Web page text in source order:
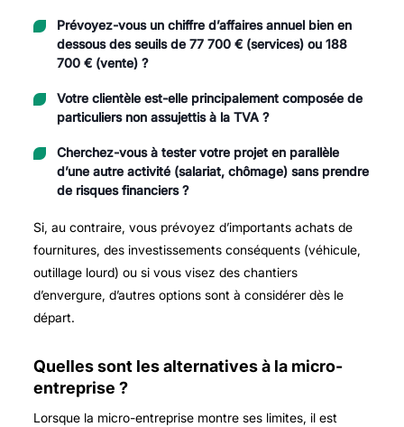
Prévoyez-vous un chiffre d’affaires annuel bien en
dessous des seuils de 77 700 € (services) ou 188
700 € (vente) ?
Votre clientèle est-elle principalement composée de
particuliers non assujettis à la TVA ?
Cherchez-vous à tester votre projet en parallèle
d’une autre activité (salariat, chômage) sans prendre
de risques financiers ?
Si, au contraire, vous prévoyez d’importants achats de
fournitures, des investissements conséquents (véhicule,
outillage lourd) ou si vous visez des chantiers
d’envergure, d’autres options sont à considérer dès le
départ.
Quelles sont les alternatives à la micro-
entreprise ?
Lorsque la micro-entreprise montre ses limites, il est